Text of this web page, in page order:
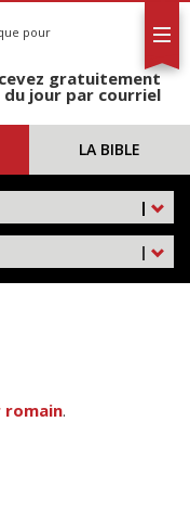
pour
gratuitement
du jour par courriel
LA BIBLE
|
|
romain.